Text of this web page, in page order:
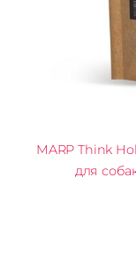
MARP Think
для